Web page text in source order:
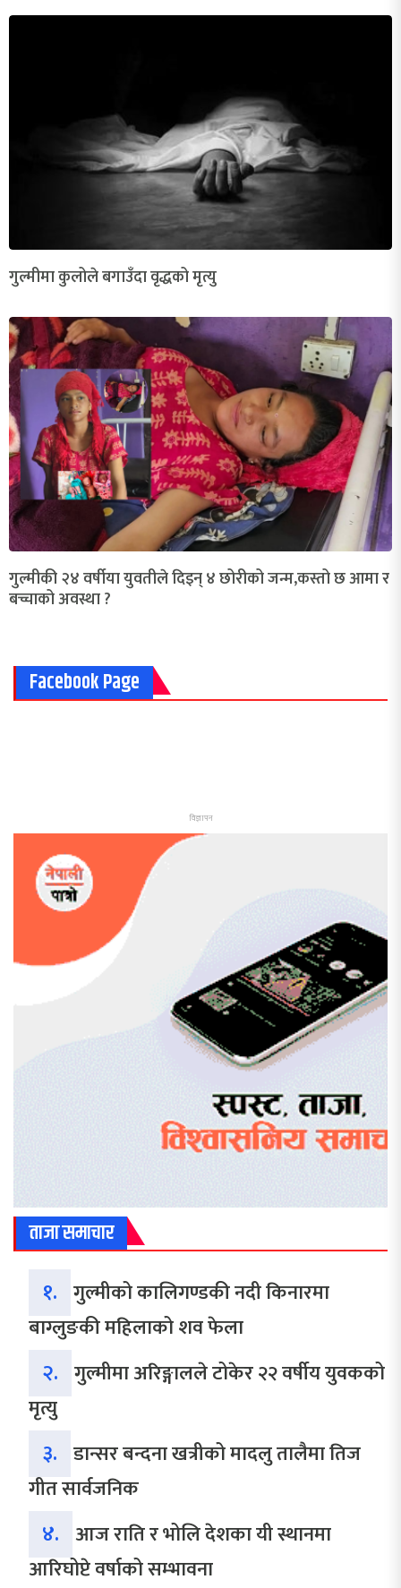
गुल्मीमा कुलोले बगाउँदा वृद्धको मृत्यु
गुल्मीकी २४ वर्षीया युवतीले दिइन् ४ छोरीको जन्म,कस्तो छ आमा र
बच्चाको अवस्था ?
Facebook Page
विज्ञापन
ताजा समाचार
१. गुल्मीको कालिगण्डकी नदी किनारमा
बाग्लुङकी महिलाको शव फेला
२. गुल्मीमा अरिङ्गालले टोकेर २२ वर्षीय युवकको
मृत्यु
३. डान्सर बन्दना खत्रीको मादलु तालैमा तिज
गीत सार्वजनिक
४. आज राति र भोलि देशका यी स्थानमा
आरिघोप्टे वर्षाको सम्भावना